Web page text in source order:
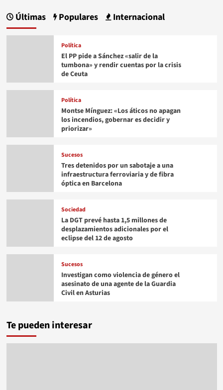
Últimas Populares Internacional
Política
El PP pide a Sánchez «salir de la
tumbona» y rendir cuentas por la crisis
de Ceuta
Política
Montse Mínguez: «Los áticos no apagan
los incendios, gobernar es decidir y
priorizar»
Sucesos
Tres detenidos por un sabotaje a una
infraestructura ferroviaria y de fibra
óptica en Barcelona
Sociedad
La DGT prevé hasta 1,5 millones de
desplazamientos adicionales por el
eclipse del 12 de agosto
Sucesos
Investigan como violencia de género el
asesinato de una agente de la Guardia
Civil en Asturias
Te pueden interesar